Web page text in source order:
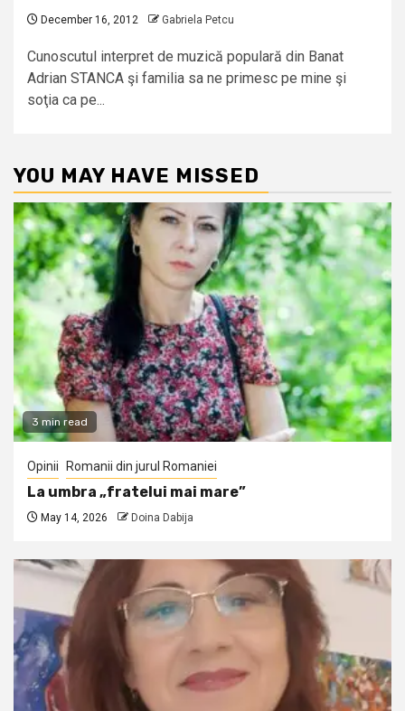
December 16, 2012 Gabriela Petcu
Cunoscutul interpret de muzică populară din Banat
Adrian STANCA şi familia sa ne primesc pe mine şi
soţia ca pe...
YOU MAY HAVE MISSED
3 min read
Opinii Romanii din jurul Romaniei
La umbra „fratelui mai mare”
May 14, 2026 Doina Dabija